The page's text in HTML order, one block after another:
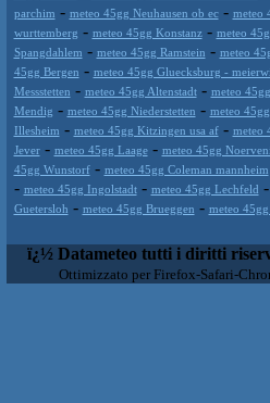
parchim - meteo 45gg Neuhausen ob ec- meteo
wurttemberg - meteo 45gg Konstanz - meteo
Spangdahlem - meteo 45gg Ramstein - meteo
45gg Bergen - meteo 45gg Gluecksburg -
Messstetten - meteo 45gg Altenstadt- meteo
Mendig - meteo 45gg Niederstetten - meteo
Illesheim - meteo 45gg Kitzingen usa af- meteo
Jever- meteo 45gg Laage- meteo 45gg
45gg Wunstorf- meteo 45gg Coleman mannheim
- meteo 45gg Ingolstadt- meteo 45gg Lechfeld -
Guetersloh - meteo 45gg Brueggen - meteo
ï¿½ Datameteo tutti i diritti
Ottimizzato per Firefox-Safari-